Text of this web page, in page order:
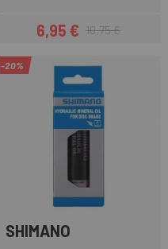
Precio
6,95 €Precio regular
10,75 €
-20%
SHIMANO